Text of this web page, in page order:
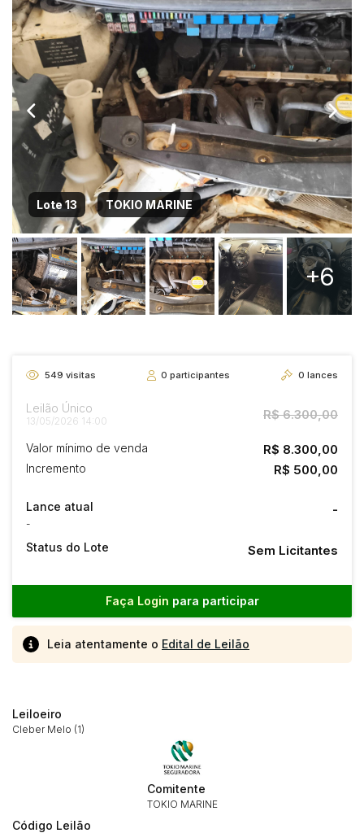
Lote 13 TOKIO MARINE
+6
549 visitas 0participantes 0 lances
Leilão Único
13/05/2026 14:00 R$ 6.300,00
Valor mínimo de venda R$ 8.300,00
Incremento R$ 500,00
Lance atual
-
-
Status do Lote Sem Licitantes
Faça Login para participar
Leia atentamente o Edital de Leilão
Leiloeiro
Cleber Melo (1)
Comitente
TOKIO MARINE
Código Leilão
Envie sua Proposta
Histórico de Propostas
Habilite-se para efetuar lances ou